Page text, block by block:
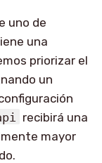
uno de
una
priorizar el
un
recibirá una
mayor